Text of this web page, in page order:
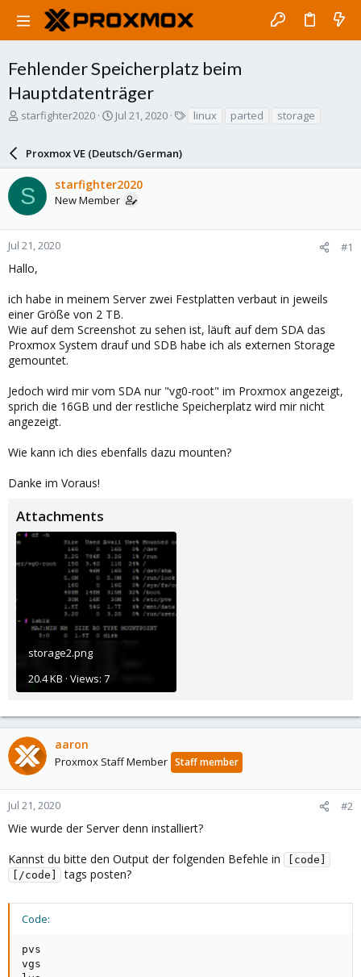
Fehlender Speicherplatz beim
Hauptdatenträger
T
a
d
s
t
a
r
e
starfighter2020
S
r
t
d
a
e
Jul 21, 2020 linux parted storage
Proxmox VE (Deutsch/German)
S starfighter2020
New Member
Jul 21, 2020 #1
Hallo,
ich habe in meinem Server zwei Festplatten verbaut in jeweils
einer Größe von 2 TB.
Wie auf dem Screenshot zu sehen ist, läuft auf dem SDA das
Proxmox System drauf und SDB habe ich als externen Storage
gemountet.
Jedoch wird mir vom SDA nur "vg0-root" im Proxmox angezeigt,
sprich die 16GB und der restliche Speicherplatz wird mir nicht
angezeigt.
Wie kann ich dies ebenfalls dazu mounten?
Danke im Voraus!
Attachments
storage2.png
20.4 KB · Views: 7
aaron
Proxmox Staff Member Staff member
Jul 21, 2020 #2
Wie wurde der Server denn installiert?
Kannst du bitte den Output der folgenden Befehle in
[code]
[/code]
tags posten?
Code:
pvs
vgs